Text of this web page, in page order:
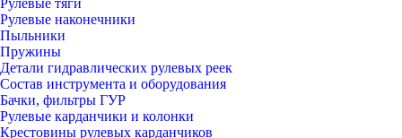
Рулевые тяги
Рулевые наконечники
Пыльники
Пружины
Детали гидравлических рулевых реек
Состав инструмента и оборудования
Бачки, фильтры ГУР
Рулевые карданчики и колонки
Крестовины рулевых карданчиков